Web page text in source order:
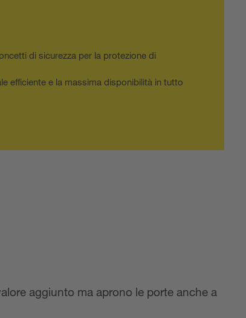
di sicurezza per la protezione di
efficiente e la massima disponibilità in tutto
aggiunto ma aprono le porte anche a